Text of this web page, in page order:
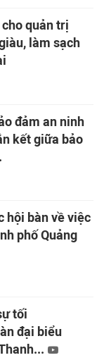
quản trị
làm sạch
đảm an ninh
kết giữa bảo
hội bàn về việc
phố Quảng
tối
đại biểu